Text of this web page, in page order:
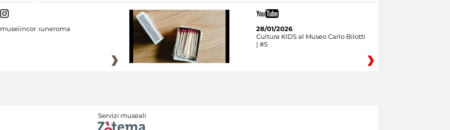
museiincomuneroma
28/01/2026
Cultura KIDS al Museo Carlo Bilotti
| #5
Servizi museali